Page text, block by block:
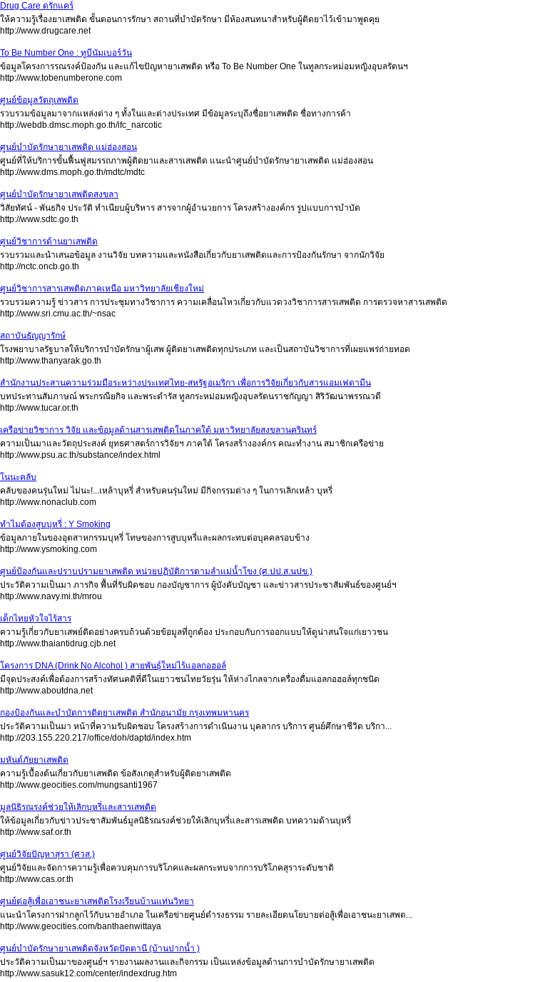
Drug Care ดรักแคร์
ให้ความรู้เรื่องยาเสพติด ขั้นตอนการรักษา สถานที่บำบัดรักษา มีห้องสนทนาสำหรับผู้ติดยาไว้เข้ามาพูดคุย
http://www.drugcare.net
To Be Number One : ทูบีนัมเบอร์วัน
ข้อมูลโครงการรณรงค์ป้องกัน และแก้ไขปัญหายาเสพติด หรือ To Be Number One ในทูลกระหม่อมหญิงอุบลรัตนฯ
http://www.tobenumberone.com
ศูนย์ข้อมูลวัตถุเสพติด
รวบรวมข้อมูลมาจากแหล่งต่าง ๆ ทั้งในและต่างประเทศ มีข้อมูลระบุถึงชื่อยาเสพติด ชื่อทางการค้า
http://webdb.dmsc.moph.go.th/ifc_narcotic
ศูนย์บำบัดรักษายาเสพติด แม่ฮ่องสอน
ศูนย์ที่ให้บริการขั้นฟื้นฟูสมรรถภาพผู้ติดยาและสารเสพติด แนะนำศูนย์บำบัดรักษายาเสพติด แม่ฮ่องสอน
http://www.dms.moph.go.th/mdtc/mdtc
ศูนย์บำบัดรักษายาเสพติดสงขลา
วิสัยทัศน์ - พันธกิจ ประวัติ ทำเนียบผู้บริหาร สารจากผู้อำนวยการ โครงสร้างองค์กร รูปแบบการบำบัด
http://www.sdtc.go.th
ศูนย์วิชาการด้านยาเสพติด
รวบรวมและนำเสนอข้อมูล งานวิจัย บทความและหนังสือเกี่ยวกับยาเสพติดและการป้องกันรักษา จากนักวิจัย
http://nctc.oncb.go.th
ศูนย์วิชาการสารเสพติดภาคเหนือ มหาวิทยาลัยเชียงใหม่
รวบรวมความรู้ ข่าวสาร การประชุมทางวิชาการ ความเคลื่อนไหวเกี่ยวกับแวดวงวิชาการสารเสพติด การตรวจหาสารเสพติด
http://www.sri.cmu.ac.th/~nsac
สถาบันธัญญารักษ์
โรงพยาบาลรัฐบาลให้บริการบำบัดรักษาผู้เสพ ผู้ติดยาเสพติดทุกประเภท และเป็นสถาบันวิชาการที่เผยแพร่ถ่ายทอด
http://www.thanyarak.go.th
สำนักงานประสานความร่วมมือระหว่างประเทศไทย-สหรัฐอเมริกา เพื่อการวิจัยเกี่ยวกับสารแอมเฟตามีน
บทประทานสัมภาษณ์ พระกรณียกิจ และพระดำรัส ทูลกระหม่อมหญิงอุบลรัตนราชกัญญา สิริวัฒนาพรรณวดี
http://www.tucar.or.th
เครือข่ายวิชาการ วิจัย และข้อมูลด้านสารเสพติดในภาคใต้ มหาวิทยาลัยสงขลานครินทร์
ความเป็นมาและวัตถุประสงค์ ยุทธศาสตร์การวิจัยฯ ภาคใต้ โครงสร้างองค์กร คณะทำงาน สมาชิกเครือข่าย
http://www.psu.ac.th/substance/index.html
โนนะคลับ
คลับของคนรุ่นใหม่ ไม่นะ!...เหล้าบุหรี่ สำหรับคนรุ่นใหม่ มีกิจกรรมต่าง ๆ ในการเลิกเหล้า บุหรี่
http://www.nonaclub.com
ทำไมต้องสูบบุหรี่ : Y Smoking
ข้อมูลภายในของอุตสาหกรรมบุหรี่ โทษของการสูบบุหรี่และผลกระทบต่อบุคคลรอบข้าง
http://www.ysmoking.com
ศูนย์ป้องกันและปราบปรามยาเสพติด หน่วยปฏิบัติการตามลำแม่น้ำโขง (ศ.ปป.ส.นปข.)
ประวัติความเป็นมา ภารกิจ พื้นที่รับผิดชอบ กองบัญชาการ ผู้บังคับบัญชา และข่าวสารประชาสัมพันธ์ของศูนย์ฯ
http://www.navy.mi.th/mrou
เด็กไทยหัวใจไร้สาร
ความรู้เกี่ยวกับยาเสพย์ติดอย่างครบถ้วนด้วยข้อมูลที่ถูกต้อง ประกอบกับการออกแบบให้ดูน่าสนใจแก่เยาวชน
http://www.thaiantidrug.cjb.net
โครงการ DNA (Drink No Alcohol ) สายพันธุ์ใหม่ไร้แอลกอฮอล์
มีจุดประสงค์เพื่อต้องการสร้างทัศนคติที่ดีในเยาวชนไทยวัยรุ่น ให้ห่างไกลจากเครื่องดื่มแอลกอฮอล์ทุกชนิด
http://www.aboutdna.net
กองป้องกันและบำบัดการติดยาเสพติด สำนักอนามัย กรุงเทพมหานคร
ประวัติความเป็นมา หน้าที่ความรับผิดชอบ โครงสร้างการดำเนินงาน บุคลากร บริการ ศูนย์ศึกษาชีวิต บริกา...
http://203.155.220.217/office/doh/daptd/index.htm
มหันต์ภัยยาเสพติด
ความรู้เบื้องต้นเกี่ยวกับยาเสพติด ข้อสังเกตุสำหรับผู้ติดยาเสพติด
http://www.geocities.com/mungsanti1967
มูลนิธิรณรงค์ช่วยให้เลิกบุหรี่และสารเสพติด
ให้ข้อมูลเกี่ยวกับข่าวประชาสัมพันธ์มูลนิธิรณรงค์ช่วยให้เลิกบุหรี่และสารเสพติด บทความด้านบุหรี่
http://www.saf.or.th
ศูนย์วิจัยปัญหาสุรา (ศวส.)
ศูนย์วิจัยและจัดการความรู้เพื่อควบคุมการบริโภคและผลกระทบจากการบริโภคสุราระดับชาติ
http://www.cas.or.th
ศูนย์ต่อสู้เพื่อเอาชนะยาเสพติดโรงเรียนบ้านแท่นวิทยา
แนะนำโครงการฝากลูกไว้กับนายอำเภอ ในเครือข่ายศูนย์ดำรงธรรม รายละเอียดนโยบายต่อสู้เพื่อเอาชนะยาเสพต...
http://www.geocities.com/banthaenwittaya
ศูนย์บำบัดรักษายาเสพติดจังหวัดปัตตานี (บ้านปากน้ำ )
ประวัติความเป็นมาของศูนย์ฯ รายงานผลงานและกิจกรรม เป็นแหล่งข้อมูลด้านการบำบัดรักษายาเสพติด
http://www.sasuk12.com/center/indexdrug.htm